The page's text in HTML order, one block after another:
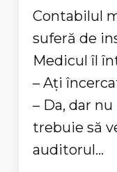
Contabilul
suferă de
Medicul îl
– Aţi
– Da, dar
trebuie să
auditorul...